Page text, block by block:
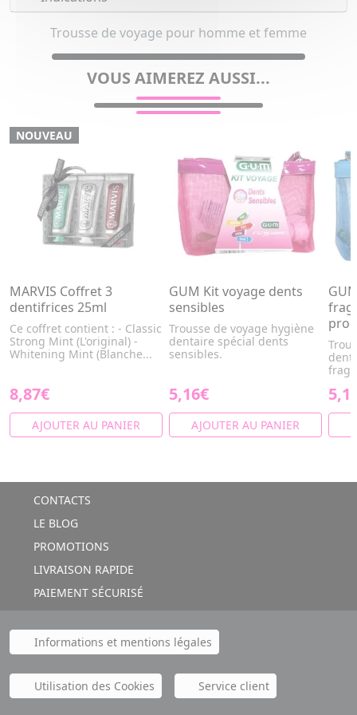
Trousse de voyage pour homme et femme
VOUS AIMEREZ AUSSI...
NOUVEAU
MARVIS Coffret 3
dentifrices 25ml
Ce coffret contient : - Classic
Strong Mint (L'original) -
Whitening Mint (Blanche...
8,87€
AJOUTER AU PANIER
GUM Kit voyage dents
sensibles
Trousse de voyage hygiène
dentaire spécial dents
sensibles.
5,16€
AJOUTER AU PANIER
CONTACTS
LE BLOG
PROMOTIONS
LIVRAISON RAPIDE
PAIEMENT SÉCURISÉ
Informations et mentions légales
Utilisation des Cookies Service client